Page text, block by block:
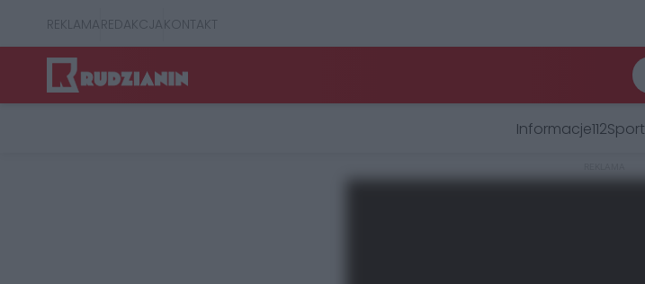
REKLAMAREDAKCJAKONTAKT
Informacje112Sport